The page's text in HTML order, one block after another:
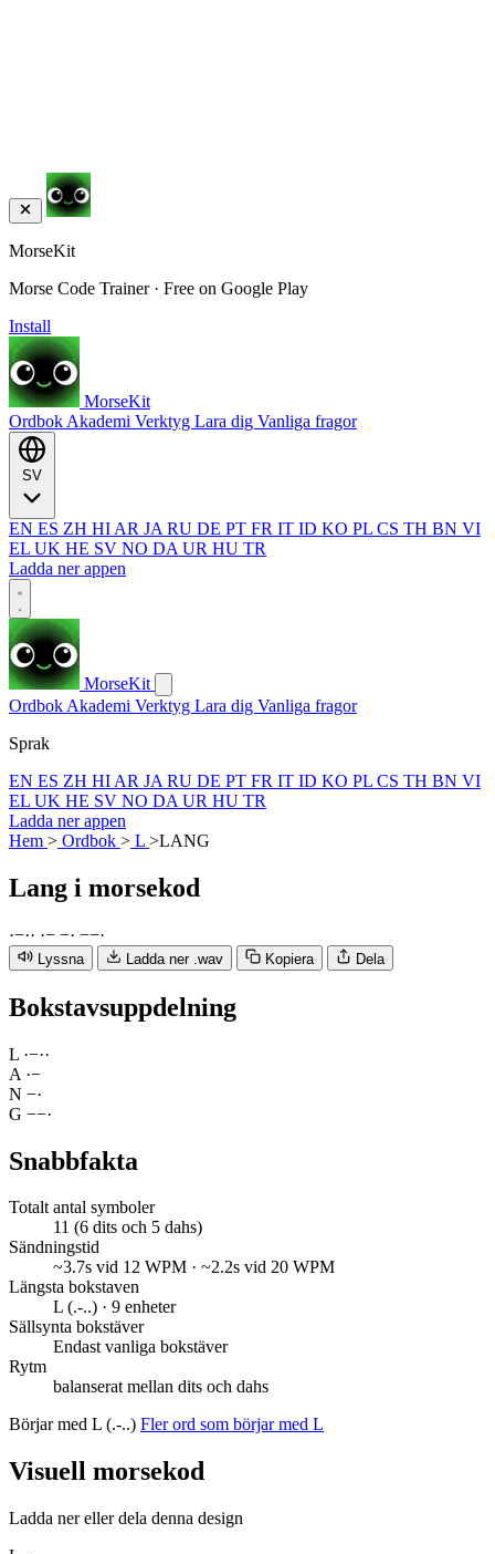
MorseKit
Morse Code Trainer · Free on Google Play
Install
MorseKit
Ordbok Akademi Verktyg Lara dig Vanliga fragor
EN ES ZH HI AR JA RU DE PT FR IT ID KO PL CS TH BN VI
EL UK HE SV NO DA UR HU TR
Ladda ner appen
MorseKit
Ordbok Akademi Verktyg Lara dig Vanliga fragor
Sprak
EN ES ZH HI AR JA RU DE PT FR IT ID KO PL CS TH BN VI
EL UK HE SV NO DA UR HU TR
Ladda ner appen
Hem > Ordbok > L >LANG
Lang i morsekod
·−·· ·− −· −−·
Lyssna Ladda ner .wav Kopiera Dela
Bokstavsuppdelning
L ·−··
A ·−
N −·
G −−·
Snabbfakta
Totalt antal symboler
11 (6 dits och 5 dahs)
Sändningstid
~3.7s vid 12 WPM · ~2.2s vid 20 WPM
Längsta bokstaven
L (.-..) · 9 enheter
Sällsynta bokstäver
Endast vanliga bokstäver
Rytm
balanserat mellan dits och dahs
Börjar med L (.-..) Fler ord som börjar med L
Visuell morsekod
Ladda ner eller dela denna design